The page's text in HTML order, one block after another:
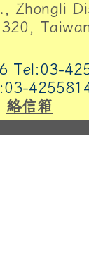
Zhongli
Taiwan
Tel:03-
絡信箱